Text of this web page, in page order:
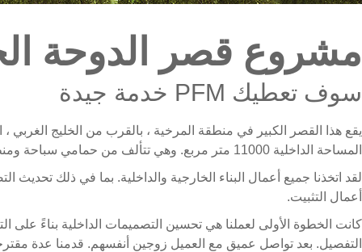
مشروع قصر الدوحة
سوف تعطيك PFM خدمة جيدة
المساحة الداخلية 11000 متر مربع. وهي تتألف من حمامي سباحة ومنطقة مجلس النواب وبيت الضيافة والقصر الرئيسي.
أعمال التثبيت.
كانت الخطوة الأولى لعملنا هي تحسين التصميمات الداخلية بناءً على
التفصيل. بعد تواصل عميق مع العميل زوجين أنفسهم. قدمنا عدة